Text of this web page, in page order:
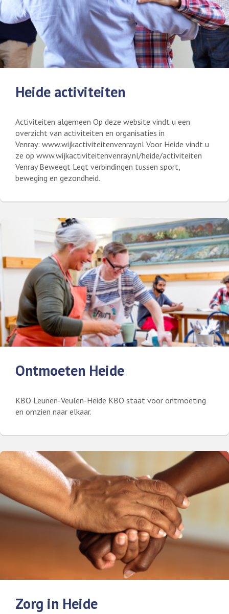
Heide activiteiten
Activiteiten algemeen Op deze website vindt u een
overzicht van activiteiten en organisaties in
Venray: www.wijkactiviteitenvenray.nl Voor Heide vindt u
ze op www.wijkactiviteitenvenray.nl/heide/activiteiten
Venray Beweegt Legt verbindingen tussen sport,
beweging en gezondheid.
Ontmoeten Heide
KBO Leunen-Veulen-Heide KBO staat voor ontmoeting
en omzien naar elkaar.
Zorg in Heide